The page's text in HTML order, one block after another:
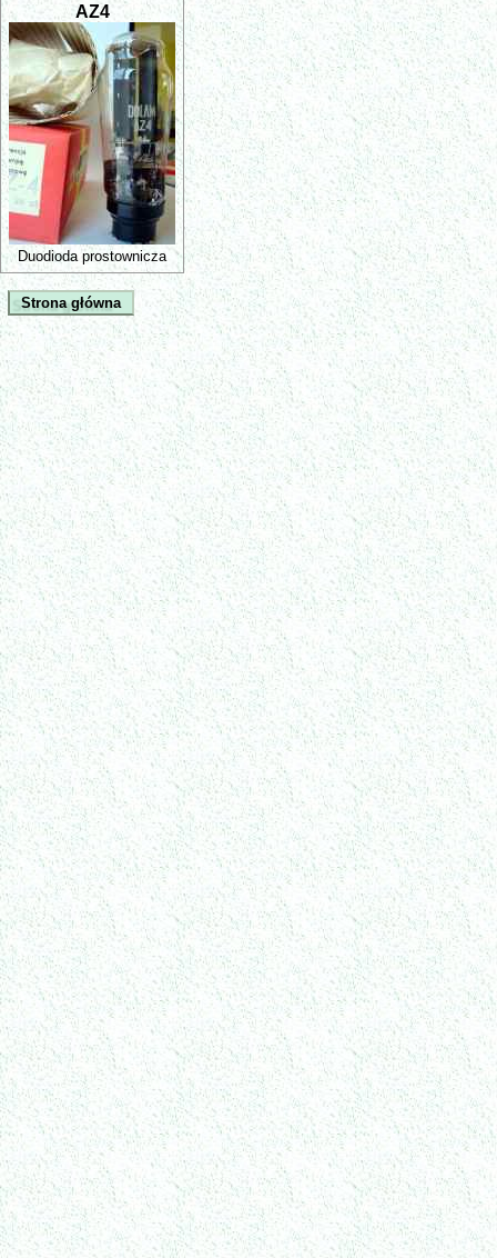
AZ4
Duodioda prostownicza
Strona główna